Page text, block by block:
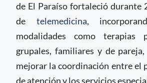
de El Paraíso fortaleció durante
de telemedicina,
modalidades como terapias
grupales, familiares y de pareja,
mejorar la coordinación entre el
de atención y los servicios